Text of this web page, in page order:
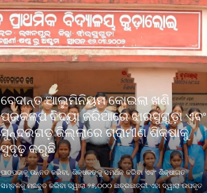
ବେଦାନ୍ତ ଆଲୁମିନିୟମ କୋଇଲା ଖଣି
ପ୍ରକଳ୍ପ ବିଦ୍ୟା ଜରିଆରେ ଝାରସୁଗୁଡ଼ା ଏବଂ
ସୁନ୍ଦରଗଡ଼ ଜିଲ୍ଲାରେ ଗ୍ରାମୀଣ ଶିକ୍ଷାକୁ
ସୁଦୃଢ଼ କରୁଛି
ପାଠପଢାକୁ ଉନ୍ନତ କରିବା, ଶିକ୍ଷକଙ୍କୁ ସମର୍ଥନ କରିବା ଏବଂ ଶିକ୍ଷାଗତ
ସମ୍ବଳକୁ ମଜବୁତ କରିବା ଦ୍ୱାରା ୨୫,୦୦୦ ଛାତ୍ରଛାତ୍ରୀ ଏହା ଦ୍ୱାରା ଉପକୃତ